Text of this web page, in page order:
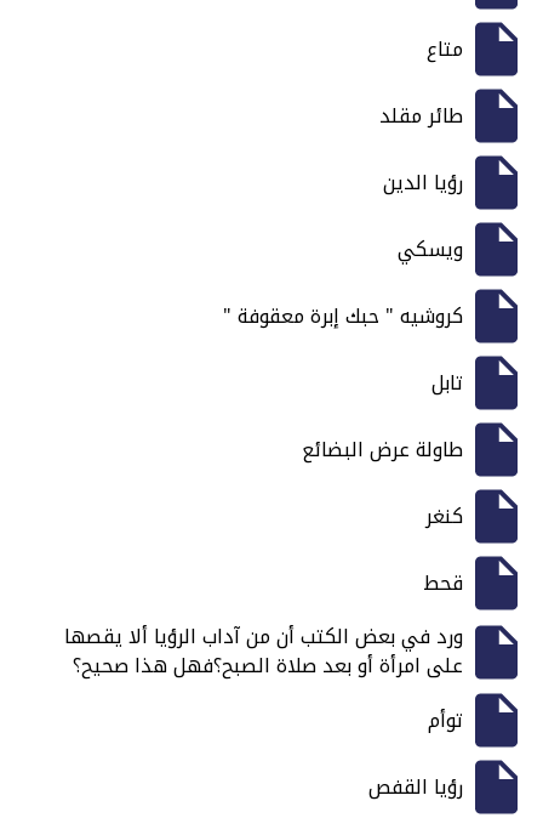
متاع
طائر مقلد
رؤيا الدين
ويسكي
كروشيه " حبك إبرة معقوفة "
تابل
طاولة عرض البضائع
كنغر
قحط
ورد في بعض الكتب أن من آداب الرؤيا ألا يقصها
على امرأة أو بعد صلاة الصبح؟فهل هذا صحيح؟
توأم
رؤيا القفص